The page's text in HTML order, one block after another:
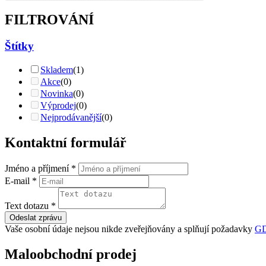
FILTROVÁNÍ
Štítky
Skladem(1)
Akce(0)
Novinka(0)
Výprodej(0)
Nejprodávanější(0)
Kontaktní formulář
Jméno a příjmení *
E-mail *
Text dotazu *
Odeslat zprávu
Vaše osobní údaje nejsou nikde zveřejňovány a splňují požadavky
Maloobchodní prodej